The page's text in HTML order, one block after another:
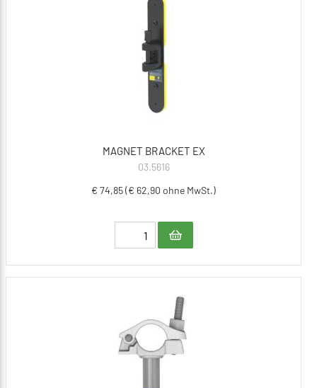
MAGNET BRACKET EX
03.5616
€ 74,85 (€ 62,90 ohne MwSt.)